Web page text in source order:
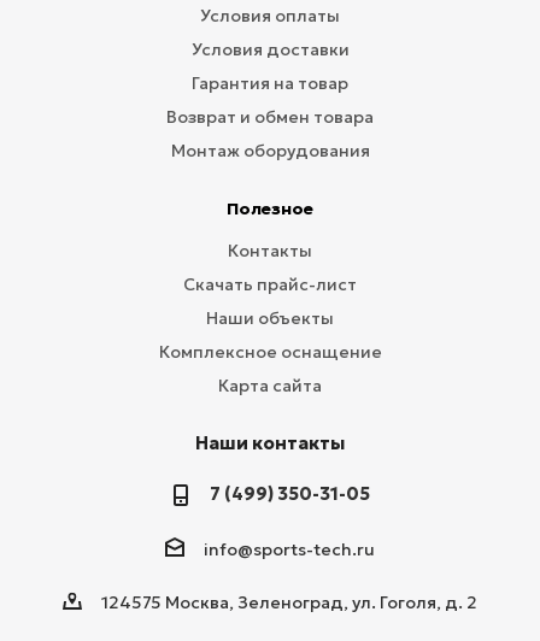
Условия оплаты
Условия доставки
Гарантия на товар
Возврат и обмен товара
Монтаж оборудования
Полезное
Контакты
Скачать прайс-лист
Наши объекты
Комплексное оснащение
Карта сайта
Наши контакты
7 (499) 350-31-05
info@sports-tech.ru
124575 Москва, Зеленоград, ул. Гоголя, д. 2